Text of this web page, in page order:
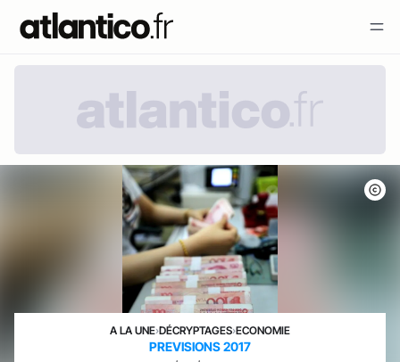
A LA UNE›DÉCRYPTAGES›ECONOMIE
PREVISIONS 2017